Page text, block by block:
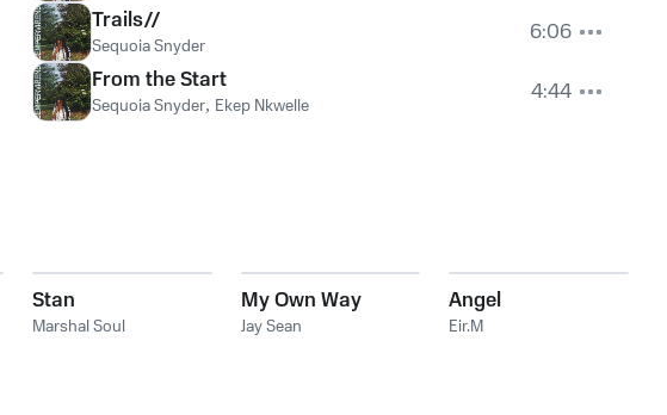
Trails//
Sequoia Snyder
6:06
From the Start
Sequoia Snyder, Ekep Nkwelle 4:44
Stan
Marshal Soul
My Own Way
Jay Sean
Angel
Eir.M